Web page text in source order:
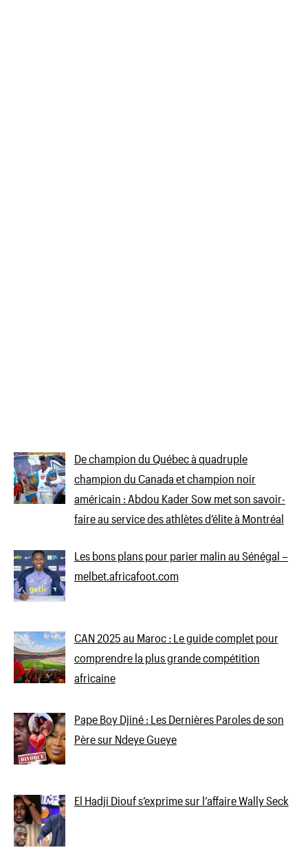
De champion du Québec à quadruple
champion du Canada et champion noir
américain : Abdou Kader Sow met son savoir-
faire au service des athlètes d’élite à Montréal
Les bons plans pour parier malin au Sénégal –
melbet.africafoot.com
CAN 2025 au Maroc : Le guide complet pour
comprendre la plus grande compétition
africaine
Pape Boy Djiné : Les Dernières Paroles de son
Père sur Ndeye Gueye
El Hadji Diouf s’exprime sur l’affaire Wally Seck